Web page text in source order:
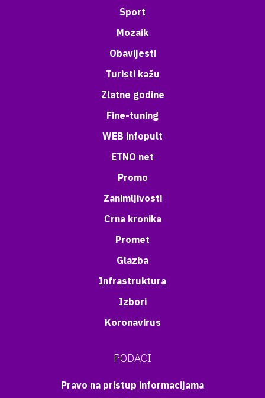
Sport
Mozaik
Obavijesti
Turisti kažu
Zlatne godine
Fine-tuning
WEB infopult
ETNO net
Promo
Zanimljivosti
Crna kronika
Promet
Glazba
Infrastruktura
Izbori
Koronavirus
PODACI
Pravo na pristup informacijama